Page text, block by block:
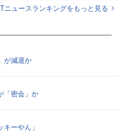
ニュースランキングをもっと見る
が減退か
「密会」か
ーやん」